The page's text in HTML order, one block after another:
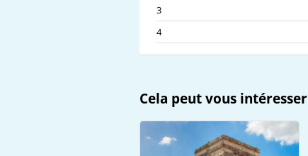
3
4
Cela peut vous intéresser